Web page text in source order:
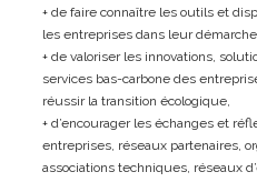
+ de faire connaître les outils et
les entreprises dans leur démarche
+ de valoriser les innovations,
services bas-carbone des
réussir la transition écologique,
+ d’encourager les échanges et
entreprises, réseaux partenaires,
associations techniques, réseaux